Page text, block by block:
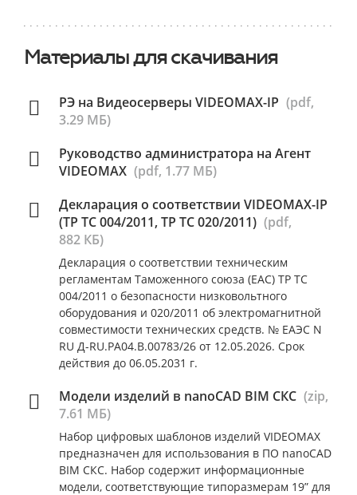
Материалы для скачивания
РЭ на Видеосерверы VIDEOMAX-IP (pdf,
3.29 МБ)
Руководство администратора на Агент
VIDEOMAX (pdf, 1.77 МБ)
Декларация о соответствии VIDEOMAX-IP
(ТР ТС 004/2011, ТР ТС 020/2011) (pdf,
882 КБ)
Декларация о соответствии техническим
регламентам Таможенного союза (ЕАС) ТР ТС
004/2011 о безопасности низковольтного
оборудования и 020/2011 об электромагнитной
совместимости технических средств. № ЕАЭС N
RU Д-RU.РА04.В.00783/26 от 12.05.2026. Срок
действия до 06.05.2031 г.
Модели изделий в nanoCAD BIM СКС (zip,
7.61 МБ)
Набор цифровых шаблонов изделий VIDEOMAX
предназначен для использования в ПО nanoCAD
BIM СКС. Набор содержит информационные
модели, соответствующие типоразмерам 19” для